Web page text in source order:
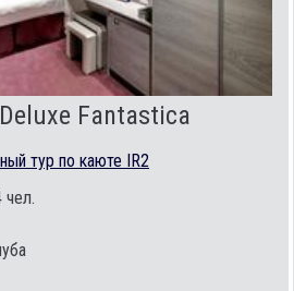
Fantastica
тур по каюте IR2
чел.